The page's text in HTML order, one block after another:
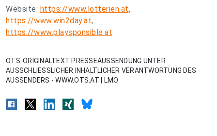
Website: https://www.lotterien.at,
https://www.win2day.at,
https://www.playsponsible.at
OTS-ORIGINALTEXT PRESSEAUSSENDUNG UNTER
AUSSCHLIESSLICHER INHALTLICHER VERANTWORTUNG DES
AUSSENDERS - WWW.OTS.AT | LMO